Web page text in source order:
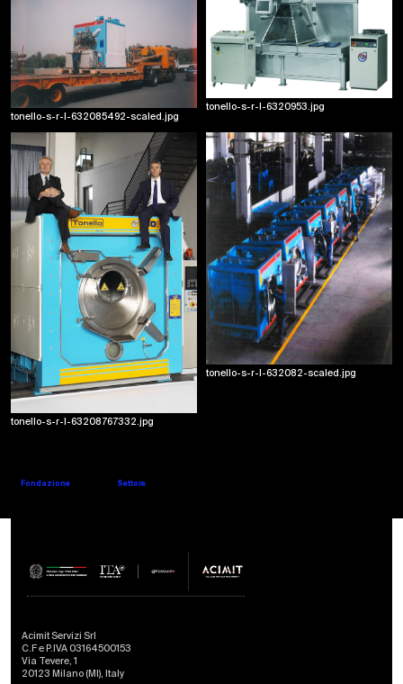
tonello-s-r-l-632085492-scaled.jpg
tonello-s-r-l-6320953.jpg
tonello-s-r-l-63208767332.jpg
tonello-s-r-l-632082-scaled.jpg
Laser EV20: il primo laser. utilizzato per ottenere effetti localizzati sui capi
2004
I soci celebrano la nuova serie Gold
Fondazione Settore
Acimit Servizi Srl
C.F e P.IVA 03164500153
Via Tevere, 1
20123 Milano (MI), Italy